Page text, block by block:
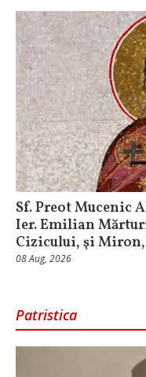
Sf. Preot Mucenic
Ier. Emilian
Cizicului, şi
08 Aug, 2026
Patristica